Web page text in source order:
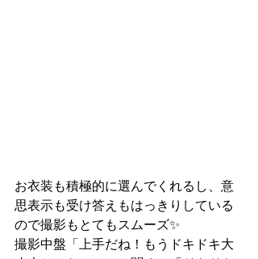
お衣装も積極的に選んでくれるし、意
思表示も受け答えもはっきりしている
ので撮影もとてもスムーズ✨
撮影中盤「上手だね！もうドキドキ大